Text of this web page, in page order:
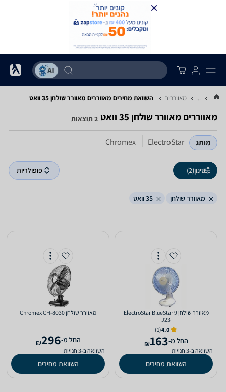
... מאווררים השוואת מחירים מאווררים ‏מאוורר שולחן ‏35 ‏וואט
מאווררים ‏מאוורר שולחן ‏35 ‏וואט 2 תוצאות
מותג ElectroStar
Chromex
סינון(2) פופולריות
מאוורר שולחן 35 וואט
‏מאוורר שולחן ElectroStar BlueStar 9
J23
4.0
(1)
‫החל מ-163
₪
השוואה ב-3 חנויות
השוואת מחירים
‏מאוורר שולחן Chromex CH-8030
‫החל מ-296
₪
השוואה ב-3 חנויות
השוואת מחירים